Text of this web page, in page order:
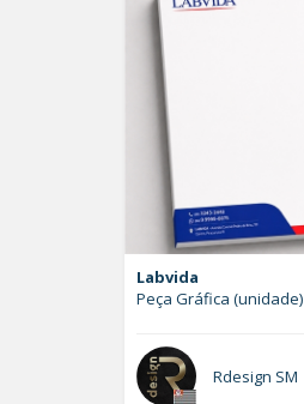
Labvida
Peça Gráfica (unidade)
Rdesign SM